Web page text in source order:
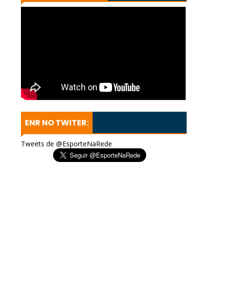
ENR NO TWITER:
Tweets de @EsporteNaRede